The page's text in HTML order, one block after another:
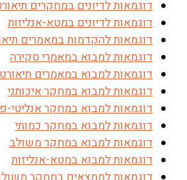
דוגמאות לדיונים במחקרים
דוגמאות לדיונים במטא-אנליזות
דוגמאות להקדמות במאמרים
דוגמאות למבוא במאמרי סקירה
דוגמאות למבוא במאמרים
דוגמאות למבוא במחקר איכותני
דוגמאות למבוא במחקר אנליטי-
דוגמאות למבוא במחקר כמותי
דוגמאות למבוא במחקר משולב
דוגמאות למבוא במטא-אנליזות